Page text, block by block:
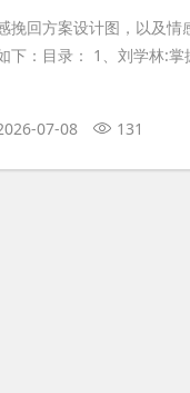
挽回方案设计图，以及
下：目录： 1、刘学林:
07-08 131